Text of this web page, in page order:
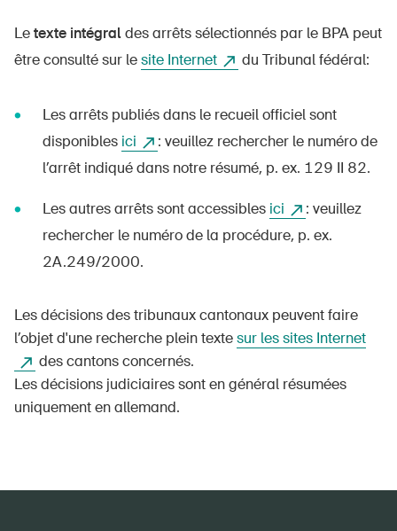
Letexte intégraldes arrêts sélectionnés par le BPA peut
être consulté sur lesite Internet du Tribunal fédéral:
Les arrêts publiés dans le recueil officiel sont
disponibles ici
: veuillez rechercher le numéro de
l’arrêt indiqué dans notre résumé, p. ex. 129 II 82.
Les autres arrêts sont accessibles ici
: veuillez
rechercher le numéro de la procédure, p. ex.
2A.249/2000.
Les décisions des tribunaux cantonaux peuvent faire
l’objet d'une recherche plein textesur les sites Internet
des cantons concernés.
Les décisions judiciaires sont en général résumées
uniquement en allemand.